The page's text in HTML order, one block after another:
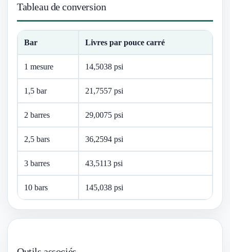
Tableau de conversion
Bar Livres par pouce carré
1 mesure 14,5038 psi
1,5 bar 21,7557 psi
2 barres 29,0075 psi
2,5 bars 36,2594 psi
3 barres 43,5113 psi
10 bars 145,038 psi